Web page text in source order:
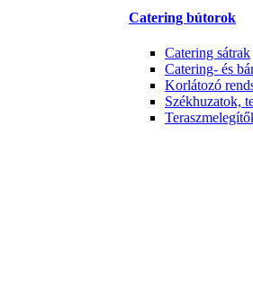
Catering bútorok
Catering sátrak
Catering- és
Korlátozó
Székhuzatok,